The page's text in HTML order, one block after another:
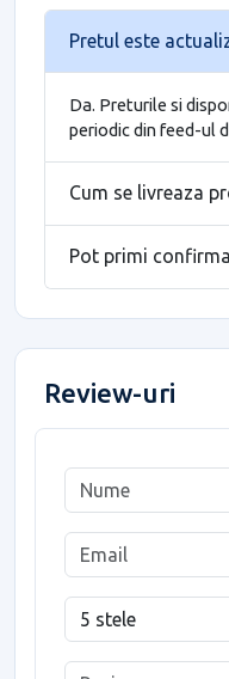
Pretul este
Da. Preturile si
periodic din feed-ul
Cum se livreaza
Pot primi
Review-uri